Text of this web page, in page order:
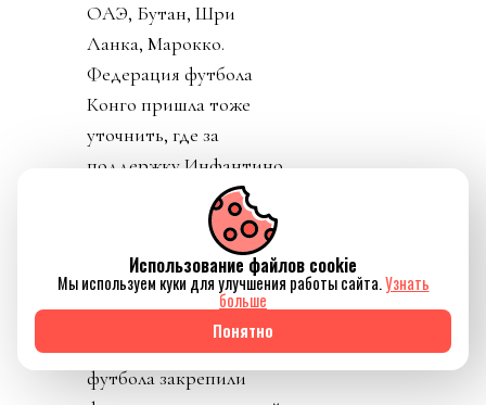
ОАЭ, Бутан, Шри
Ланка, Марокко.
Федерация футбола
Конго пришла тоже
уточнить, где за
поддержку Инфантино
им выдадут их взятку и
поблагодарить лично
товарища Инфантино за
развитие конголезского
футбола. Английская и
Валлийская ассоциации
футбола закрепили
Использование файлов cookie
Мы используем куки для улучшения работы сайта.Узнать
больше
Понятно